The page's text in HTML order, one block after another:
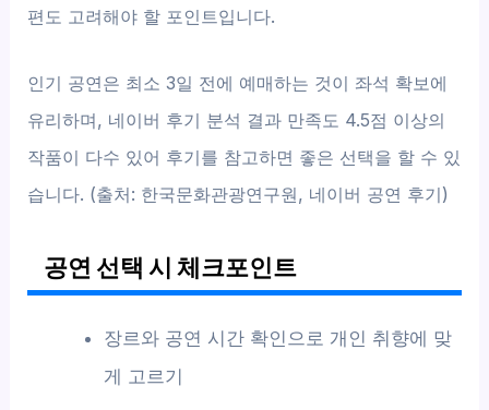
편도 고려해야 할 포인트입니다.
인기 공연은 최소 3일 전에 예매하는 것이 좌석 확보에
유리하며, 네이버 후기 분석 결과 만족도 4.5점 이상의
작품이 다수 있어 후기를 참고하면 좋은 선택을 할 수 있
습니다. (출처: 한국문화관광연구원, 네이버 공연 후기)
공연 선택 시 체크포인트
장르와 공연 시간 확인으로 개인 취향에 맞
게 고르기